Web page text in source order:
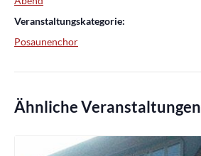
Veranstaltungskategorie:
Posaunenchor
Ähnliche Veranstaltungen